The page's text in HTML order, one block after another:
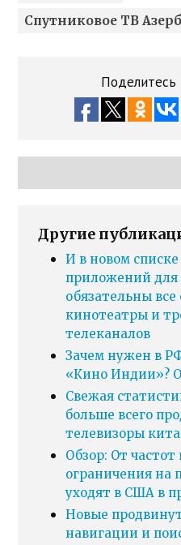
Спутниковое ТВ
Поделитесь
Другие
И в новом
приложений для
обязательны
кинотеатры и
телеканалов
Зачем нужен в
«Кино Индии»?
Свежая
больше всего
телевизоры
Обзор: От
ограничения на
уходят в США в
Новые
навигации и